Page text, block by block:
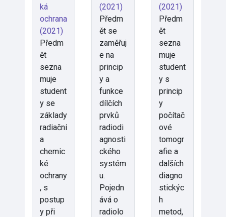
ká
ochrana
(2021)
Předm
ět
sezna
muje
student
y se
základy
radiační
a
chemic
ké
ochrany
, s
postup
y při
(2021)
Předm
ět se
zaměřuj
e na
princip
y a
funkce
dílčích
prvků
radiodi
agnosti
ckého
systém
u.
Pojedn
ává o
radiolo
(2021)
Předm
ět
sezna
muje
student
y s
princip
y
počítač
ové
tomogr
afie a
dalších
diagno
stickýc
h
metod,